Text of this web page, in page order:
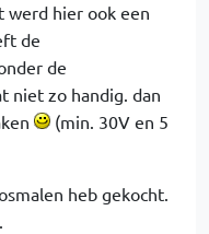
werd hier ook een
de
de
niet zo handig. dan
(min. 30V en 5
heb gekocht.